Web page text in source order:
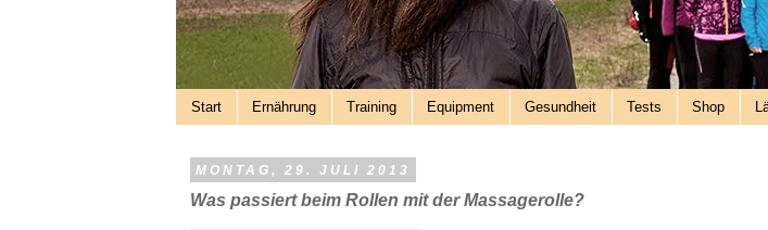
Start Ernährung Training Equipment Gesundheit Tests Shop
MONTAG, 29. JULI 2013
Was passiert beim Rollen mit der Massagerolle?